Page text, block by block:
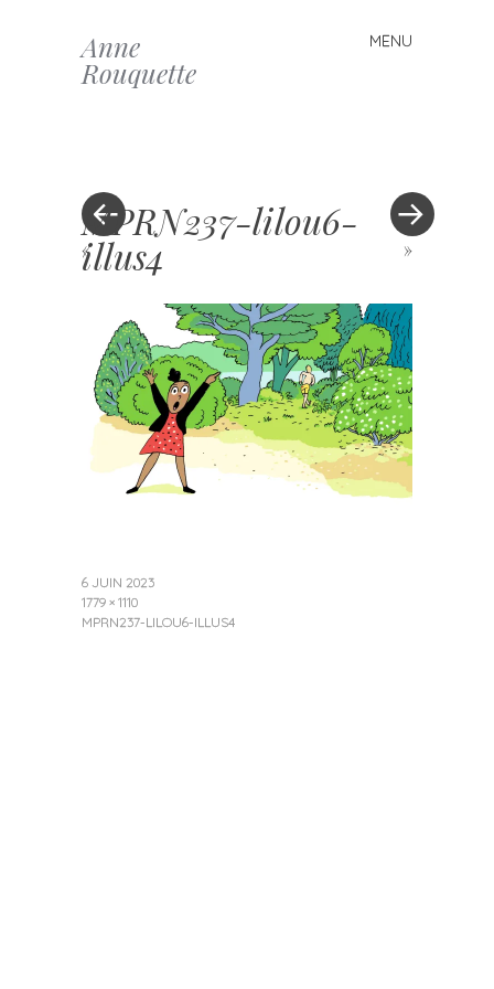
Anne
Rouquette
MENU
Skip to content
« »
MPRN237-lilou6-
illus4
6 JUIN 2023
1779 × 1110
MPRN237-LILOU6-ILLUS4